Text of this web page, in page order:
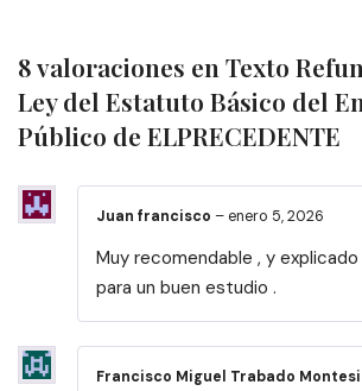
8 valoraciones en Texto
Ley del Estatuto Básico del
Público de ELPRECEDENTE
Juan francisco – enero 5, 2026
Muy recomendable , y
para un buen estudio .
Francisco Miguel Trabado